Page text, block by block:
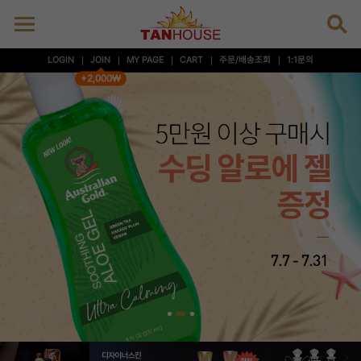
LOGIN JOIN
+2,000₩
MY PAGE CART 주문/배송조회 1:1문의